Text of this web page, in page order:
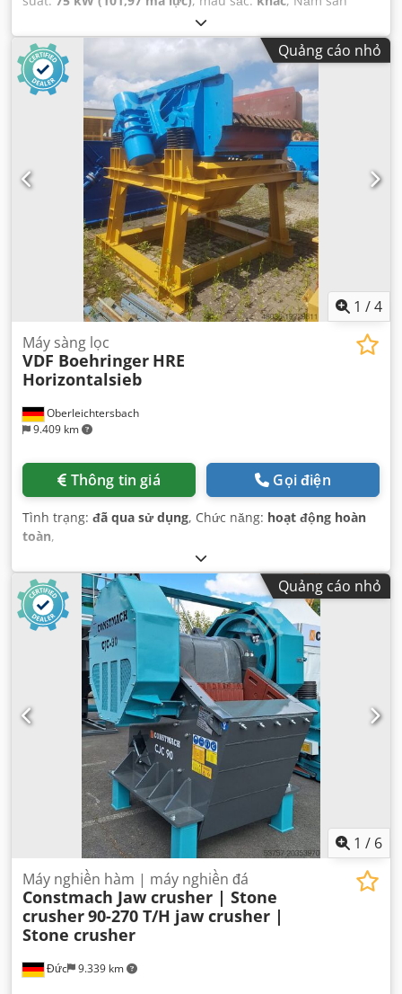
Quảng cáo nhỏ
1 /4
Oberleichtersbach
9.409 km
Máy sàng lọc
VDF Boehringer HRE
Horizontalsieb
Thông tin giá Gọi điện
Tình trạng: đã qua sử dụng, Chức năng: hoạt động hoàn
toàn,
Quảng cáo nhỏ
1 / 6
Đức 9.339 km
Máy nghiền hàm | máy nghiền đá
Constmach Jaw crusher | Stone
crusher90-270 T/H jaw crusher |
Stone crusher